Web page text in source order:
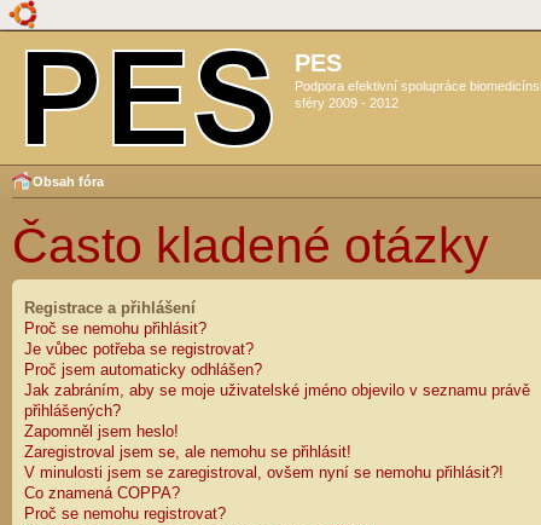
PES
Podpora efektivní spolupráce
sféry 2009 - 2012
Obsah fóra
Často kladené otázky
Registrace a přihlášení
Proč se nemohu přihlásit?
Je vůbec potřeba se registrovat?
Proč jsem automaticky odhlášen?
Jak zabráním, aby se moje uživatelské jméno objevilo v seznamu právě
přihlášených?
Zapomněl jsem heslo!
Zaregistroval jsem se, ale nemohu se přihlásit!
V minulosti jsem se zaregistroval, ovšem nyní se nemohu přihlásit?!
Co znamená COPPA?
Proč se nemohu registrovat?